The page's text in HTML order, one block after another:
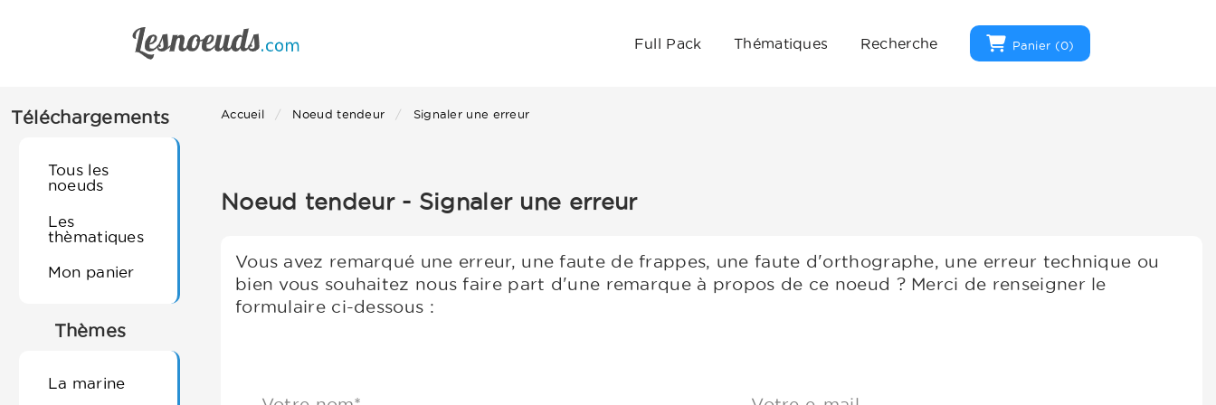
Full Pack Thématiques Recherche Panier (0)
Téléchargements
Tous les
noeuds
Les
thèmatiques
Mon panier
Thèmes
La marine
Accueil Noeud tendeur Signaler une erreur
Noeud tendeur - Signaler une erreur
Vous avez remarqué une erreur, une faute de frappes, une faute d'orthographe, une erreur technique ou
bien vous souhaitez nous faire part d'une remarque à propos de ce noeud ? Merci de renseigner le
formulaire ci-dessous :